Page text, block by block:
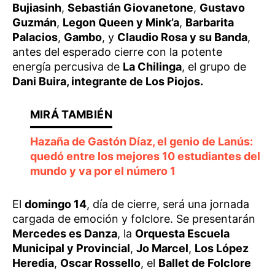
Bujiasinh, Sebastián Giovanetone, Gustavo
Guzmán, Legon Queen y Mink’a, Barbarita
Palacios, Gambo, y Claudio Rosa y su Banda,
antes del esperado cierre con la potente
energía percusiva de La Chilinga, el grupo de
Dani Buira, integrante de Los Piojos.
Hazaña de Gastón Díaz, el genio de Lanús:
quedó entre los mejores 10 estudiantes del
mundo y va por el número 1
El domingo 14, día de cierre, será una jornada
cargada de emoción y folclore. Se presentarán
Mercedes es Danza, la Orquesta Escuela
Municipal y Provincial, Jo Marcel, Los López
Heredia, Oscar Rossello, el Ballet de Folclore